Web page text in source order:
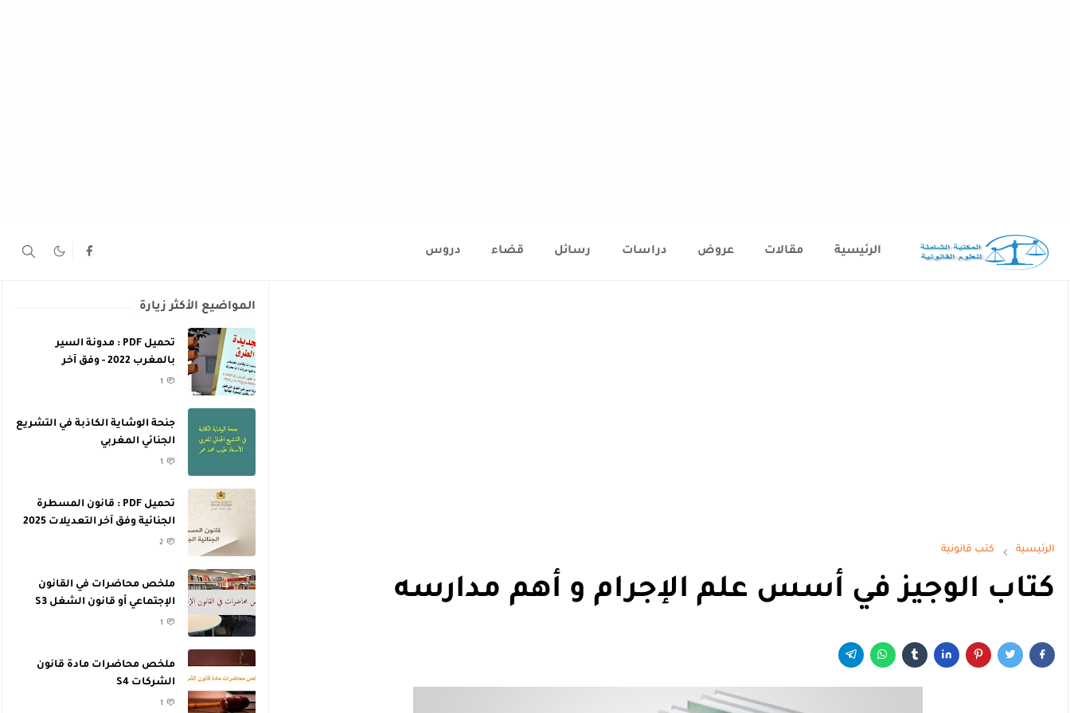
الرئيسية مقالات عروض دراسات رسائل قضاء دروس
الرئيسية كتب قانونية
كتاب الوجيز في أسس علم الإجرام و أهم مدارسه
المواضيع الأكثر زيارة
تحميل PDF : مدونة السير
بالمغرب 2022 - وفق آخر
التعديلات
1
جنحة الوشاية الكاذبة في التشريع
الجنائي المغربي
1
تحميل PDF : قانون المسطرة
الجنائية وفق آخر التعديلات 2025
2
ملخص محاضرات في القانون
الإجتماعي أو قانون الشغل S3
1
ملخص محاضرات مادة قانون
الشركات S4
1